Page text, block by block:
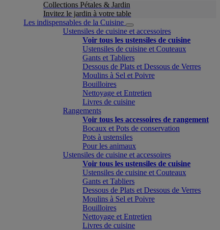
Collections Pétales & Jardin
Invitez le jardin à votre table
Les indispensables de la Cuisine
Ustensiles de cuisine et accessoires
Voir tous les ustensiles de cuisine
Ustensiles de cuisine et Couteaux
Gants et Tabliers
Dessous de Plats et Dessous de Verres
Moulins à Sel et Poivre
Bouilloires
Nettoyage et Entretien
Livres de cuisine
Rangements
Voir tous les accessoires de rangement
Bocaux et Pots de conservation
Pots à ustensiles
Pour les animaux
Ustensiles de cuisine et accessoires
Voir tous les ustensiles de cuisine
Ustensiles de cuisine et Couteaux
Gants et Tabliers
Dessous de Plats et Dessous de Verres
Moulins à Sel et Poivre
Bouilloires
Nettoyage et Entretien
Livres de cuisine